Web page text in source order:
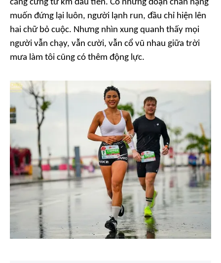
căng cứng từ km đầu tiên. Có những đoạn chân nặng
muốn đứng lại luôn, người lạnh run, đầu chỉ hiện lên
hai chữ bỏ cuộc. Nhưng nhìn xung quanh thấy mọi
người vẫn chạy, vẫn cười, vẫn cổ vũ nhau giữa trời
mưa làm tôi cũng có thêm động lực.